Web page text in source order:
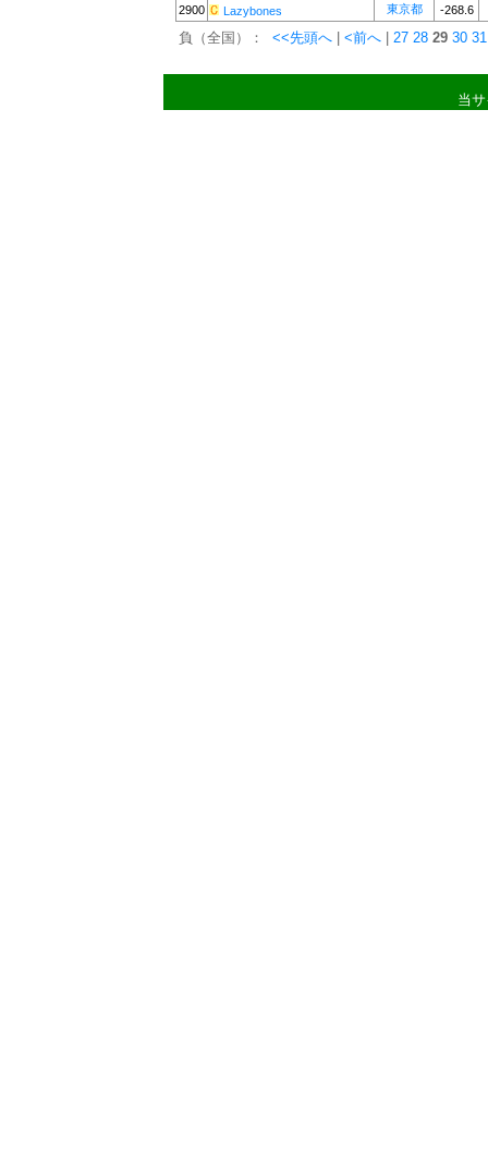
2900 Lazybones 東京都 -268.6
負（全国）： <<先頭へ <前へ 27 28 29 30 31
当